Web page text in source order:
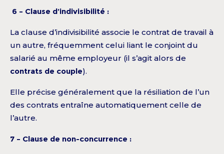
6 – Clause d’indivisibilité :
La clause d’indivisibilité associe le contrat de travail à
un autre, fréquemment celui liant le conjoint du
salarié au même employeur (il s’agit alors de
contrats de couple).
Elle précise généralement que la résiliation de l’un
des contrats entraîne automatiquement celle de
l’autre.
7 – Clause de non-concurrence :